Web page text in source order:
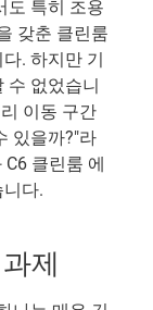
도 특히 조용
갖춘 클린룸
. 하지만 기
수 없었습니
이동 구간
있을까?"라
클린룸 에
다.
제